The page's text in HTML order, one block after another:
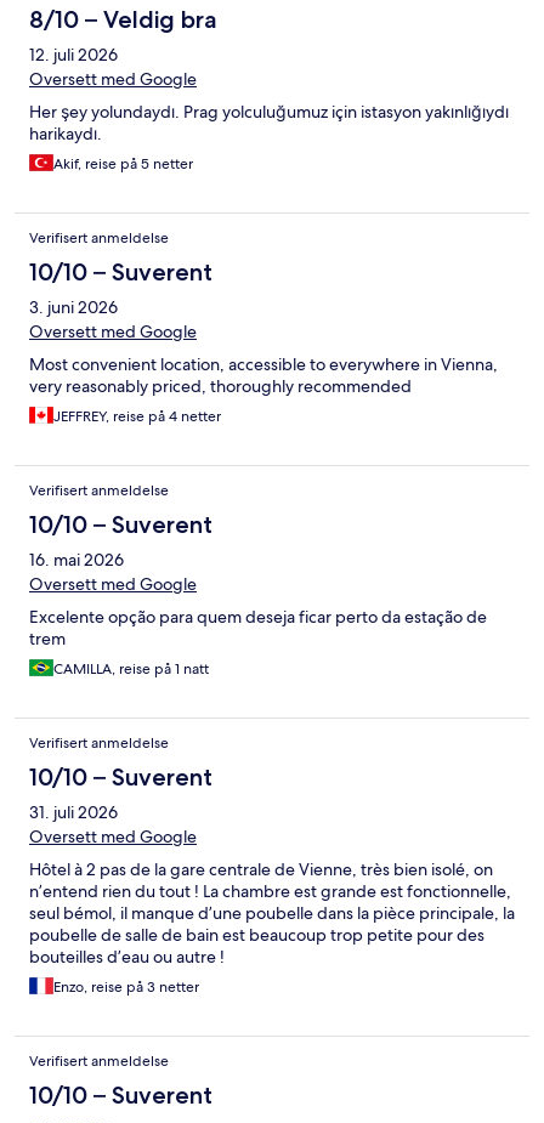
8/10 – Veldig bra
12. juli 2026
Oversett med Google
Her şey yolundaydı. Prag yolculuğumuz için istasyon yakınlığıydı
harikaydı.
Akif, reise på 5 netter
Verifisert anmeldelse
10/10 – Suverent
3. juni 2026
Oversett med Google
Most convenient location, accessible to everywhere in Vienna,
very reasonably priced, thoroughly recommended
JEFFREY, reise på 4 netter
Verifisert anmeldelse
10/10 – Suverent
16. mai 2026
Oversett med Google
Excelente opção para quem deseja ficar perto da estação de
trem
CAMILLA, reise på 1 natt
Verifisert anmeldelse
10/10 – Suverent
31. juli 2026
Oversett med Google
Hôtel à 2 pas de la gare centrale de Vienne, très bien isolé, on
n’entend rien du tout ! La chambre est grande est fonctionnelle,
seul bémol, il manque d’une poubelle dans la pièce principale, la
poubelle de salle de bain est beaucoup trop petite pour des
bouteilles d’eau ou autre !
Enzo, reise på 3 netter
Verifisert anmeldelse
10/10 – Suverent